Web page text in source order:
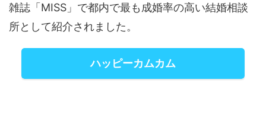
雑誌「MISS」で都内で最も成婚率の高い結婚相談
所として紹介されました。
ハッピーカムカム